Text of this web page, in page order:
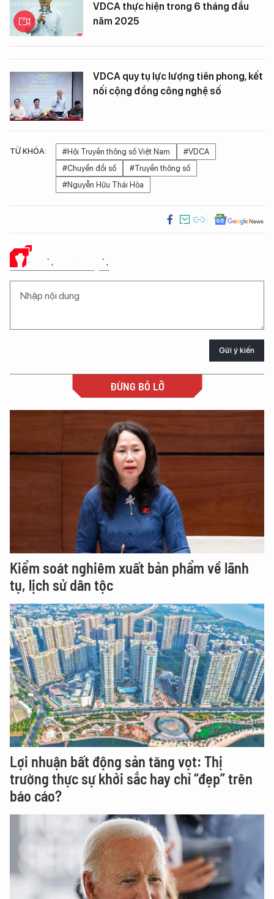
VDCA thực hiện trong 6 tháng đầu
năm 2025
VDCA quy tụ lực lượng tiên phong, kết
nối cộng đồng công nghệ số
TỪ KHÓA: #Hội Truyền thông số Việt Nam
#VDCA
#Chuyển đổi số
#Truyền thông số
#Nguyễn Hữu Thái Hòa
Ý KIẾN CỦA BẠN
Gửi ý kiến
ĐỪNG BỎ LỠ
Kiểm soát nghiêm xuất bản phẩm về lãnh
tụ, lịch sử dân tộc
Lợi nhuận bất động sản tăng vọt: Thị
trường thực sự khởi sắc hay chỉ “đẹp” trên
báo cáo?